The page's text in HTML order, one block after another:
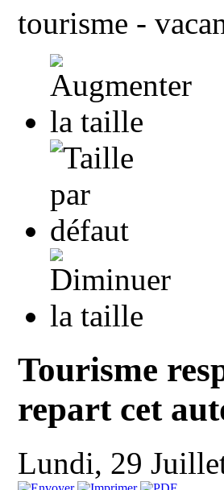
tourisme -
Tourisme
repart cet
Lundi, 29